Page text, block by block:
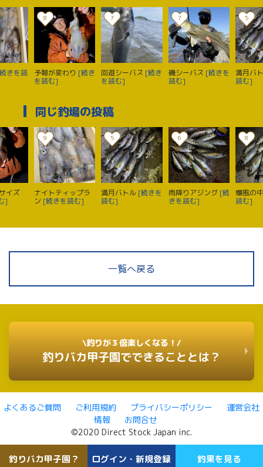
きを読
8
予報が変わり [続き
を読む]
7
回遊シーバス [続き
を読む]
7
磯シーバス [続きを
読む]
5
満月バ
読む]
同じ釣場の投稿
イズ
]
9
ナイトティップラ
ン [続きを読む]
5
満月バトル [続きを
読む]
6
雨降りアジング [続
きを読む]
8
爆風の
読む]
一覧へ戻る
\釣りが３倍楽しくなる！/
釣りバカ甲子園でできることとは？
よくあるご質問 ご利用規約 プライバシーポリシー
運営会社
情報
お問合せ
©2020 Direct Stock Japan inc.
釣りバカ甲子園？ ログイン・新規登録 釣果を見る